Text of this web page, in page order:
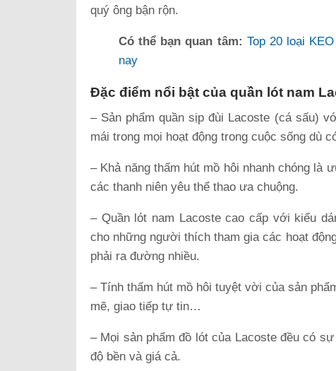
quý ông bận rộn.
Có thể bạn quan tâm: Top 20 loại
nay
Đặc điểm nổi bật của quần lót nam
– Sản phẩm quần sịp đùi Lacoste (cá sấu)
mái trong mọi hoạt động trong cuộc sống dù
– Khả năng thấm hút mồ hôi nhanh chóng là
các thanh niên yêu thể thao ưa chuộng.
– Quần lót nam Lacoste cao cấp với kiểu
cho những người thích tham gia các hoạt
phải ra đường nhiều.
– Tính thấm hút mồ hôi tuyệt vời của sản
mẽ, giao tiếp tự tin…
– Mọi sản phẩm đồ lót của Lacoste đều có
độ bền và giá cả.